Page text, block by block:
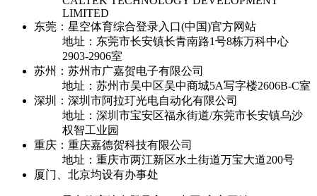
LIMITED
东莞：星空体育综合登录入口(中国)官方网站
地址：东莞市长安镇长青南路1号8栋万科中心
2903-2906室
苏州：苏州市广嘉贺电子有限公司
地址：苏州市吴中区吴中商城5A写字楼2606B-C室
深圳：深圳市阿拉玎光电自动化有限公司
地址：深圳市宝安区福永街道/东莞市长安镇乌沙
权智工业园
重庆：重庆嘉德贺科技有限公司
地址：重庆市两江新区水土街道万宝大道200号
厦门、北京均设有办事处